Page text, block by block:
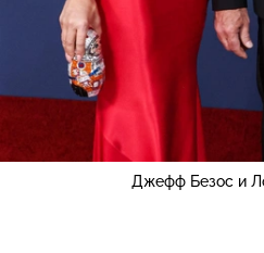
Джефф Безос и